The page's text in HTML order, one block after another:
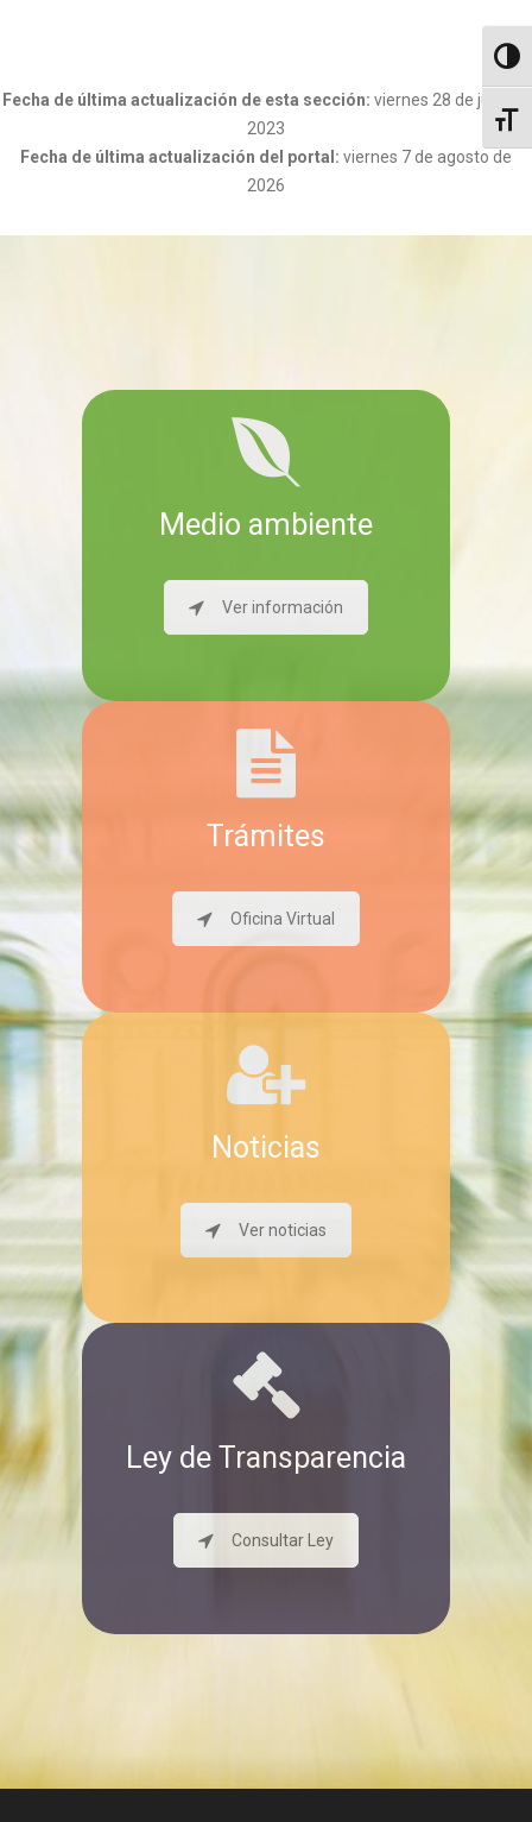
Fecha de última actualización de esta sección: viernes 28 de julio de
2023
Fecha de última actualización del portal: viernes 7 de agosto de
2026
Medio ambiente
Ver información
Trámites
Oficina Virtual
Noticias
Ver noticias
Ley de Transparencia
Consultar Ley